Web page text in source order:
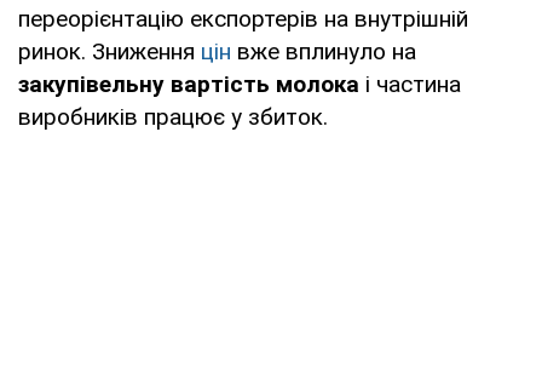
переорієнтацію експортерів на внутрішній
ринок. Зниження цін вже вплинуло на
закупівельну вартість молока і частина
виробників працює у збиток.